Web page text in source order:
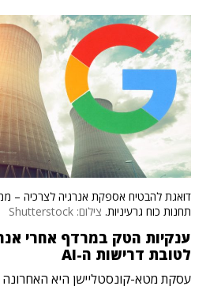
דואגת להבטיח אספקת אנרגיה לצרכיה –
תחנות כוח גרעיניות. צילום: Shutterstock
ענקיות הטק במרדף אחרי
לטובת דרישות ה-AI
עסקת מטא-קונסטליישן היא